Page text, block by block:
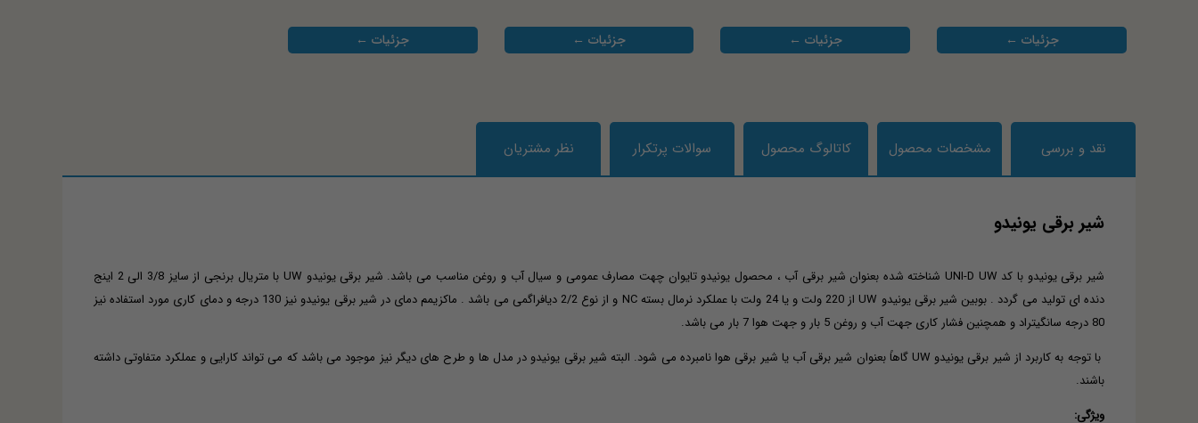
جزئیات ← جزئیات ← جزئیات ← جزئیات ←
نقد و بررسی مشخصات محصول کاتالوگ محصول سوالات پرتکرار نظر مشتریان
شیر برقی یونیدو
شیر برقی یونیدو با کد UNI-D UW شناخته شده بعنوان شیر برقی آب ، محصول یونیدو تایوان چهت مصارف عمومی و سیال آب و روغن مناسب می باشد. شیر برقی یونیدو UW با متریال برنجی از سایز 3/8 الی 2 اینج
دنده ای تولید می گردد . بوبین شیر برقی یونیدو UW از 220 ولت و یا 24 ولت با عملکرد نرمال بسته NC و از نوع 2/2 دیافراگمی می باشد . ماکزیمم دمای در شیر برقی یونیدو نیز 130 درجه و دمای کاری مورد استفاده نیز
80 درجه سانگیتراد و همچنین فشار کاری جهت آب و روغن 5 بار و جهت هوا 7 بار می باشد.
با توجه به کاربرد از شیر برقی یونیدو UW گاهاً بعنوان شیر برقی آب یا شیر برقی هوا نامبرده می شود. البته شیر برقی یونیدو در مدل ها و طرح های دیگر نیز موجود می باشد که می تواند کارایی و عملکرد متفاوتی داشته
باشند.
ویژگی: